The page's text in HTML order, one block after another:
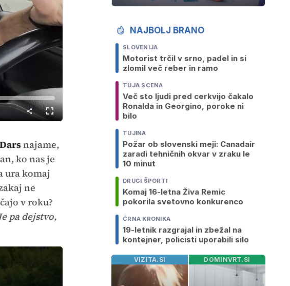
Celozaslonski
način
Darsnajame,
ko nas je
ura komaj
ne
v roku?
pa dejstvo,
NAJBOLJ BRANO
SLOVENIJA
Motorist trčil v srno, padel in si
zlomil več reber in ramo
TUJA SCENA
Več sto ljudi pred cerkvijo čakalo
Ronalda in Georgino, poroke ni
bilo
TUJINA
Požar ob slovenski meji: Canadair
zaradi tehničnih okvar v zraku le
10 minut
DRUGI ŠPORTI
Komaj 16-letna Živa Remic
pokorila svetovno konkurenco
ČRNA KRONIKA
19-letnik razgrajal in zbežal na
kontejner, policisti uporabili silo
VIZITA.SI DOMINVRT.SI